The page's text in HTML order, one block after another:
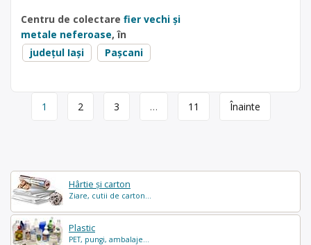
Hârtie și carton
Ziare, cutii de carton...
Plastic
PET, pungi, ambalaje...
Centru de colectare fier vechi și
metale neferoase, în
județul Iași
Pașcani
Page
1 2 3 … 11 Înainte